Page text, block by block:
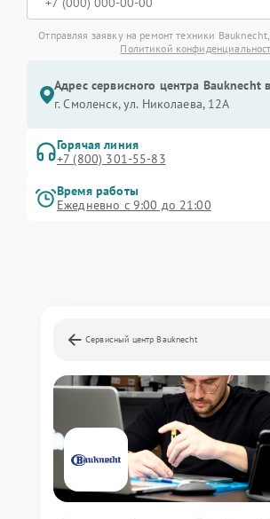
Отправляя заявку на ремонт техники
Политикой
Адрес сервисного центра Bauknecht
г. Смоленск, ул. Николаева, 12А
Горячая линия
+7 (800) 301-55-83
Время работы
Ежедневно с 9:00 до 21:00
Сервисный центр Bauknecht